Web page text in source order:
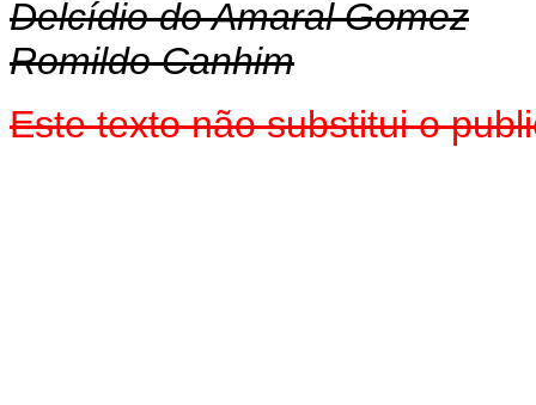
Delcídio do Amaral Gomez
Romildo Canhim
Este texto não substitui o